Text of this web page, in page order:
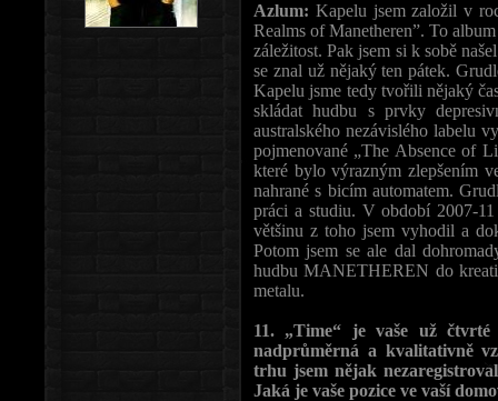
Azlum: Kapelu jsem založil v
Realms of Manetheren”. To
záležitost. Pak jsem si k sobě
se znal už nějaký ten pátek.
Kapelu jsme tedy tvořili nějaký
skládat hudbu s prvky
australského nezávislého labelu
pojmenované „The Absence of
které bylo výrazným zlepšením
nahrané s bicím automatem.
práci a studiu. V období 2007-
většinu z toho jsem vyhodil a
Potom jsem se ale dal
hudbu MANETHEREN do
metalu.
11. „Time“ je vaše už
nadprůměrná a kvalitativně
trhu jsem nějak
Jaká je vaše pozice ve vaší